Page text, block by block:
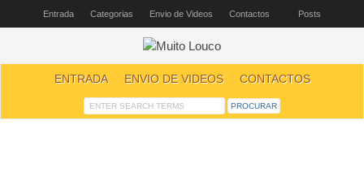
Entrada Categorias Envio de Videos Contactos Posts
ENTRADA ENVIO DE VIDEOS CONTACTOS